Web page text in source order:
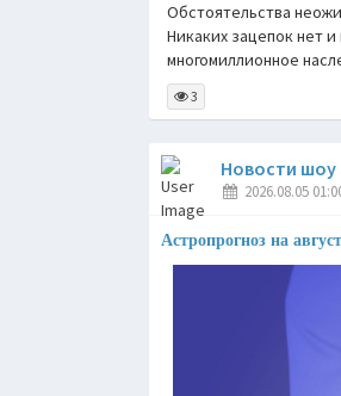
Обстоятельства
Никаких зацепок нет
многомиллионное
3
Новости шоу
2026.08.05
Астропрогноз на